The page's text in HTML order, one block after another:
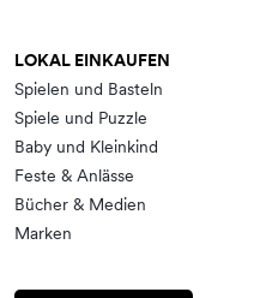
LOKAL EINKAUFEN
Spielen und Basteln
Spiele und Puzzle
Baby und Kleinkind
Feste & Anlässe
Bücher & Medien
Marken